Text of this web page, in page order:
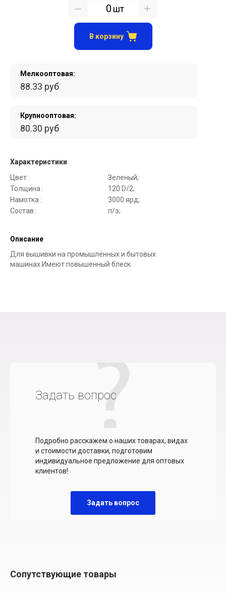
Мелкооптовая:
88.33 руб
Крупнооптовая:
80.30 руб
Характеристики
Цвет :
Зеленый;
Толщина :
120 D/2;
Намотка :
3000 ярд;
Состав :
п/э;
Описание
Для вышивки на промышленных и бытовых
машинах.Имеют повышенный блеск.
шт
В корзину
Задать вопрос
Подробно расскажем о наших товарах, видах
и стоимости доставки, подготовим
индивидуальное предложение для оптовых
клиентов!
Задать вопрос
Сопутствующие товары